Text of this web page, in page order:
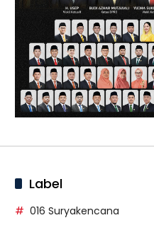
Label
016 Suryakencana